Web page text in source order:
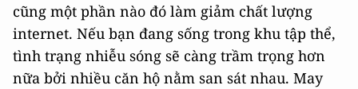
cũng một phần nào đó làm giảm chất lượng
internet. Nếu bạn đang sống trong khu tập thể,
tình trạng nhiễu sóng sẽ càng trầm trọng hơn
nữa bởi nhiều căn hộ nằm san sát nhau. May